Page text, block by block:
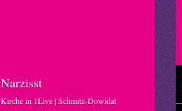
Narzisst
Kirche in 1Live | Schmitz-Dowidat